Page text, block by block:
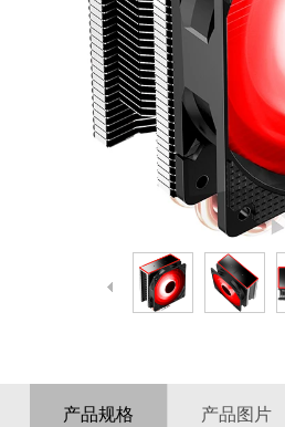
产品规格 产品图片